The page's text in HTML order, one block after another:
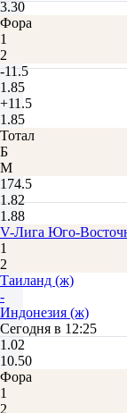
3.30
Фора
1
2
-11.5
1.85
+11.5
1.85
Тотал
Б
М
174.5
1.82
1.88
V-Лига Юго-
1
2
Таиланд (ж)
-
Индонезия (ж)
Сегодня в 12:25
1.02
10.50
Фора
1
2